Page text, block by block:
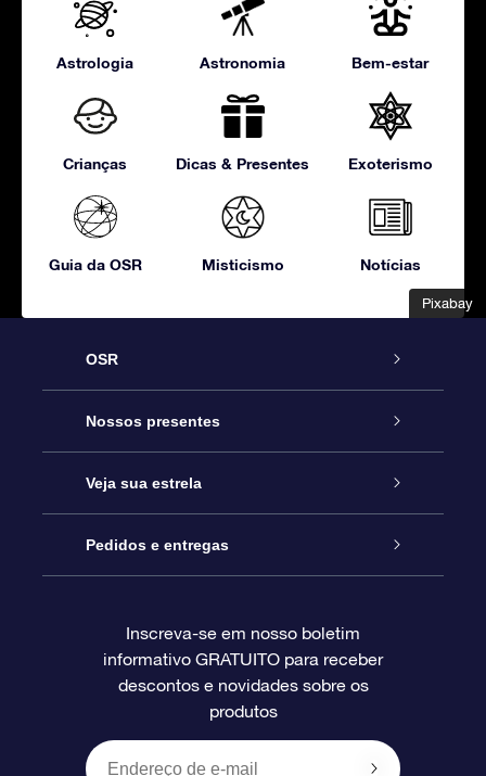
Pixabay
Pixabay
Astrologia Astronomia Bem-estar
Crianças Dicas & Presentes Exoterismo
Guia da OSR Misticismo Notícias
OSR
Serviço
Entre em contato conosco
Blog
Avaliações
Nossos presentes
Presente estrelar on-line
Pacote de presente da OSR
O cartão de presente da OSR
Presentes corporativos
Veja sua estrela
Star Register
Página estelar personalizada
Um Milhão de Estrelas
Pedidos e entregas
Informações de pagamento
Inscreva-se em nosso boletim
informativo GRATUITO para receber
descontos e novidades sobre os
produtos